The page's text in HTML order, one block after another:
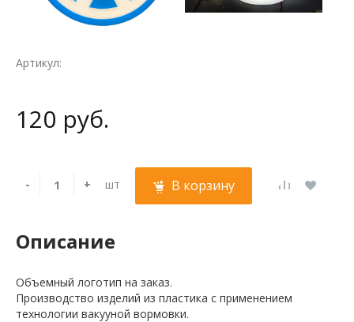
Артикул:
120 руб.
- + шт В корзину
Описание
Объемный логотип на заказ.
Производство изделий из пластика с применением
технологии вакууной вормовки.